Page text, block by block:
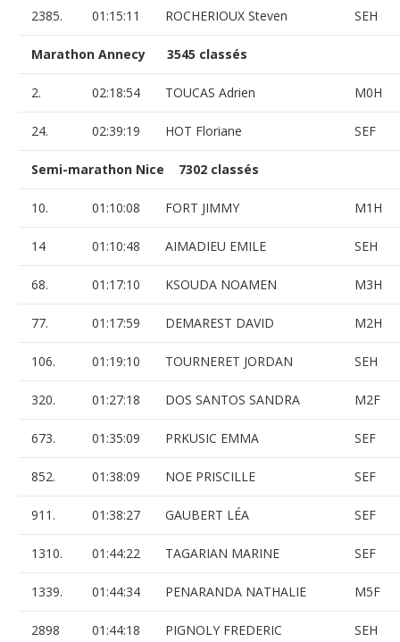
2385. 01:15:11 ROCHERIOUX Steven SEH
Marathon Annecy 3545 classés
2. 02:18:54 TOUCAS Adrien M0H
24. 02:39:19 HOT Floriane SEF
Semi-marathon Nice 7302 classés
10. 01:10:08 FORT JIMMY M1H
14 01:10:48 AIMADIEU EMILE SEH
68. 01:17:10 KSOUDA NOAMEN M3H
77. 01:17:59 DEMAREST DAVID M2H
106. 01:19:10 TOURNERET JORDAN SEH
320. 01:27:18 DOS SANTOS SANDRA M2F
673. 01:35:09 PRKUSIC EMMA SEF
852. 01:38:09 NOE PRISCILLE SEF
911. 01:38:27 GAUBERT LÉA SEF
1310. 01:44:22 TAGARIAN MARINE SEF
1339. 01:44:34 PENARANDA NATHALIE M5F
2898 01:44:18 PIGNOLY FREDERIC SEH